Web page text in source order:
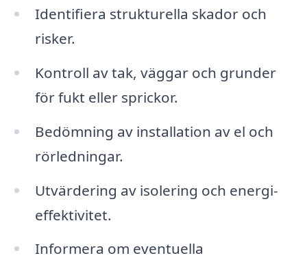
Identifiera strukturella skador och
risker.
Kontroll av tak, väggar och grunder
för fukt eller sprickor.
Bedömning av installation av el och
rörledningar.
Utvärdering av isolering och energi-
effektivitet.
Informera om eventuella